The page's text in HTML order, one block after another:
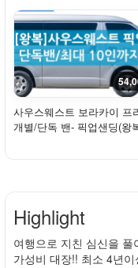
사우스웨스트 보라카이 프
개별/단독 밴- 픽업샌딩(왕
Highlight
여행으로 지친 심신을
가성비 대장!! 최소 4년